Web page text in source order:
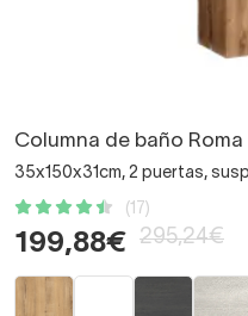
Columna de baño Roma
35x150x31cm, 2 puertas,
(17)
199,88€ 295,24€